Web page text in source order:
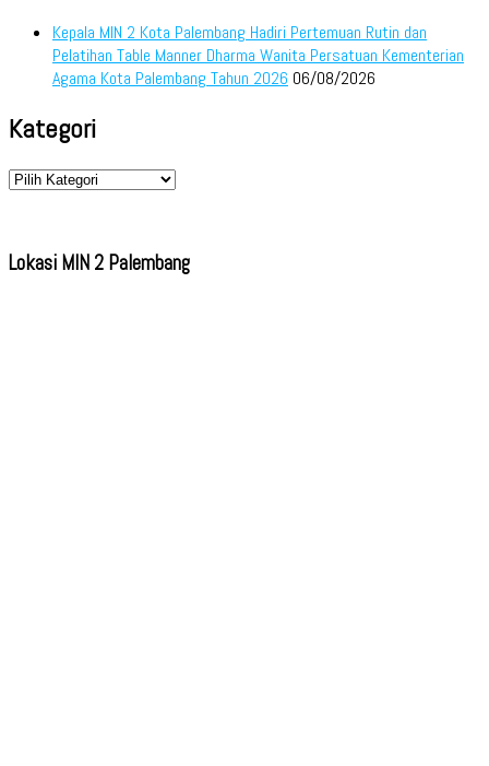
Kepala MIN 2 Kota Palembang Hadiri Pertemuan Rutin dan
Pelatihan Table Manner Dharma Wanita Persatuan Kementerian
Agama Kota Palembang Tahun 2026 06/08/2026
Kategori
Kategori
Lokasi MIN 2 Palembang